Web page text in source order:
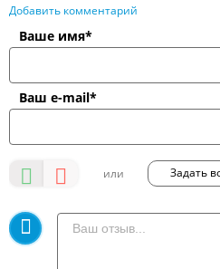
Добавить комментарий
Ваше имя*
Ваш e-mail*
Задать